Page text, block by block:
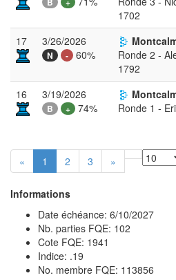
1702
17 3/26/2026
N - 60%
Ronde 2 -
1792
16 3/19/2026
B + 74%
Ronde 1 -
« 1 2 3 »
Informations
Date échéance: 6/10/2027
Nb. parties FQE: 102
Cote FQE: 1941
Indice: .19
No. membre FQE: 113856